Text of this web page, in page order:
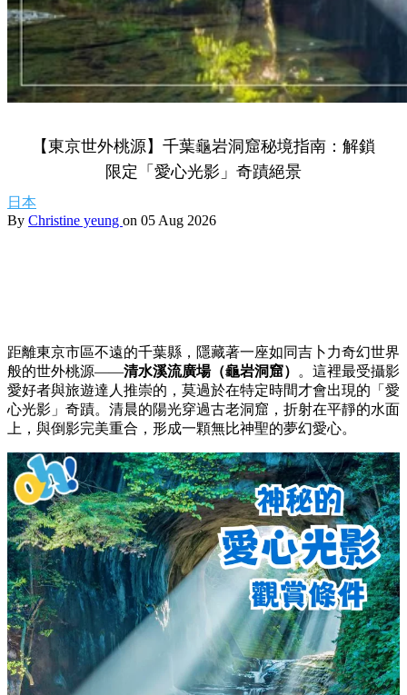
【東京世外桃源】千葉龜岩洞窟秘境指南：解鎖
限定「愛心光影」奇蹟絕景
日本
By Christine yeung on 05 Aug 2026
距離東京市區不遠的千葉縣，隱藏著一座如同吉卜力奇幻世界
般的世外桃源——清水溪流廣場（龜岩洞窟） 。這裡最受攝影
愛好者與旅遊達人推崇的，莫過於在特定時間才會出現的「愛
心光影」奇蹟。清晨的陽光穿過古老洞窟，折射在平靜的水面
上，與倒影完美重合，形成一顆無比神聖的夢幻愛心。